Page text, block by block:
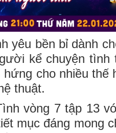
yêu bền bỉ dành
kể chuyện tình
cho nhiều thế
thuật.
vòng 7 tập 13
mục đáng mong